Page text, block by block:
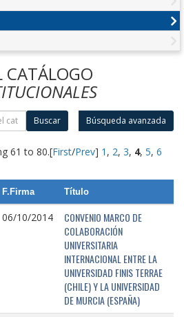
CATÁLOGO
Buscar Búsqueda avanzada
61 to 80.[First/Prev] 1 , 2, 3, 4, 5, 6
F.Firma Título
06/10/2014
CONVENIO MARCO DE
COLABORACIÓN
UNIVERSITARIA
INTERNACIONAL ENTRE LA
UNIVERSIDAD FINIS TERRAE
(CHILE) Y LA UNIVERSIDAD
DE MURCIA (ESPAÑA)